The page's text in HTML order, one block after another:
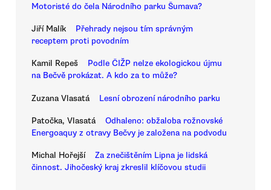
Motoristé do čela Národního parku Šumava?
Jiří Malík
Přehrady nejsou tím správným
receptem proti povodním
Kamil Repeš
Podle ČIŽP nelze ekologickou újmu
na Bečvě prokázat. A kdo za to může?
Zuzana Vlasatá Lesní obrození národního parku
Patočka, Vlasatá
Odhaleno: obžaloba rožnovské
Energoaquy z otravy Bečvy je založena na podvodu
Michal Hořejší
Za znečištěním Lipna je lidská
činnost. Jihočeský kraj zkreslil klíčovou studii